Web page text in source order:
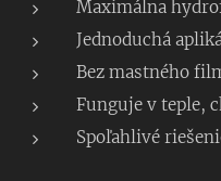
Maximálna
Jednoduchá
Bez mastného
Funguje v teple,
Spoľahlivé